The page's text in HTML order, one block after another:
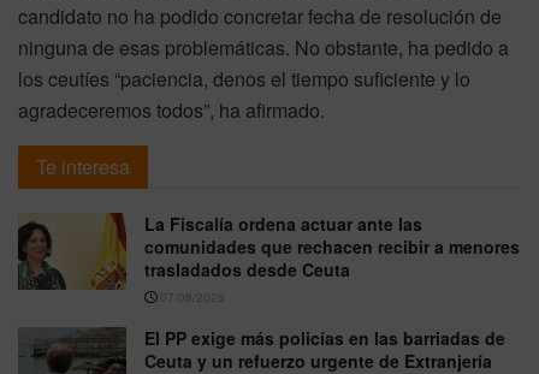
candidato no ha podido concretar fecha de resolución de
ninguna de esas problemáticas. No obstante, ha pedido a
los ceutíes “paciencia, denos el tiempo suficiente y lo
agradeceremos todos”, ha afirmado.
Te interesa
La Fiscalía ordena actuar ante las
comunidades que rechacen recibir a menores
trasladados desde Ceuta
07/08/2026
El PP exige más policías en las barriadas de
Ceuta y un refuerzo urgente de Extranjería